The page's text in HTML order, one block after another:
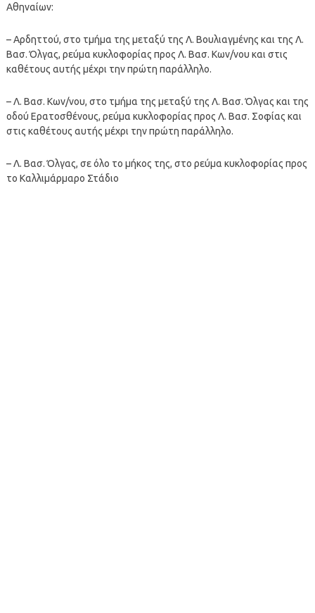
Αθηναίων:
– Αρδηττού, στο τμήμα της μεταξύ της Λ. Βουλιαγμένης και της Λ.
Βασ. Όλγας, ρεύμα κυκλοφορίας προς Λ. Βασ. Κων/νου και στις
καθέτους αυτής μέχρι την πρώτη παράλληλο.
– Λ. Βασ. Κων/νου, στο τμήμα της μεταξύ της Λ. Βασ. Όλγας και της
οδού Ερατοσθένους, ρεύμα κυκλοφορίας προς Λ. Βασ. Σοφίας και
στις καθέτους αυτής μέχρι την πρώτη παράλληλο.
– Λ. Βασ. Όλγας, σε όλο το μήκος της, στο ρεύμα κυκλοφορίας προς
το Καλλιμάρμαρο Στάδιο